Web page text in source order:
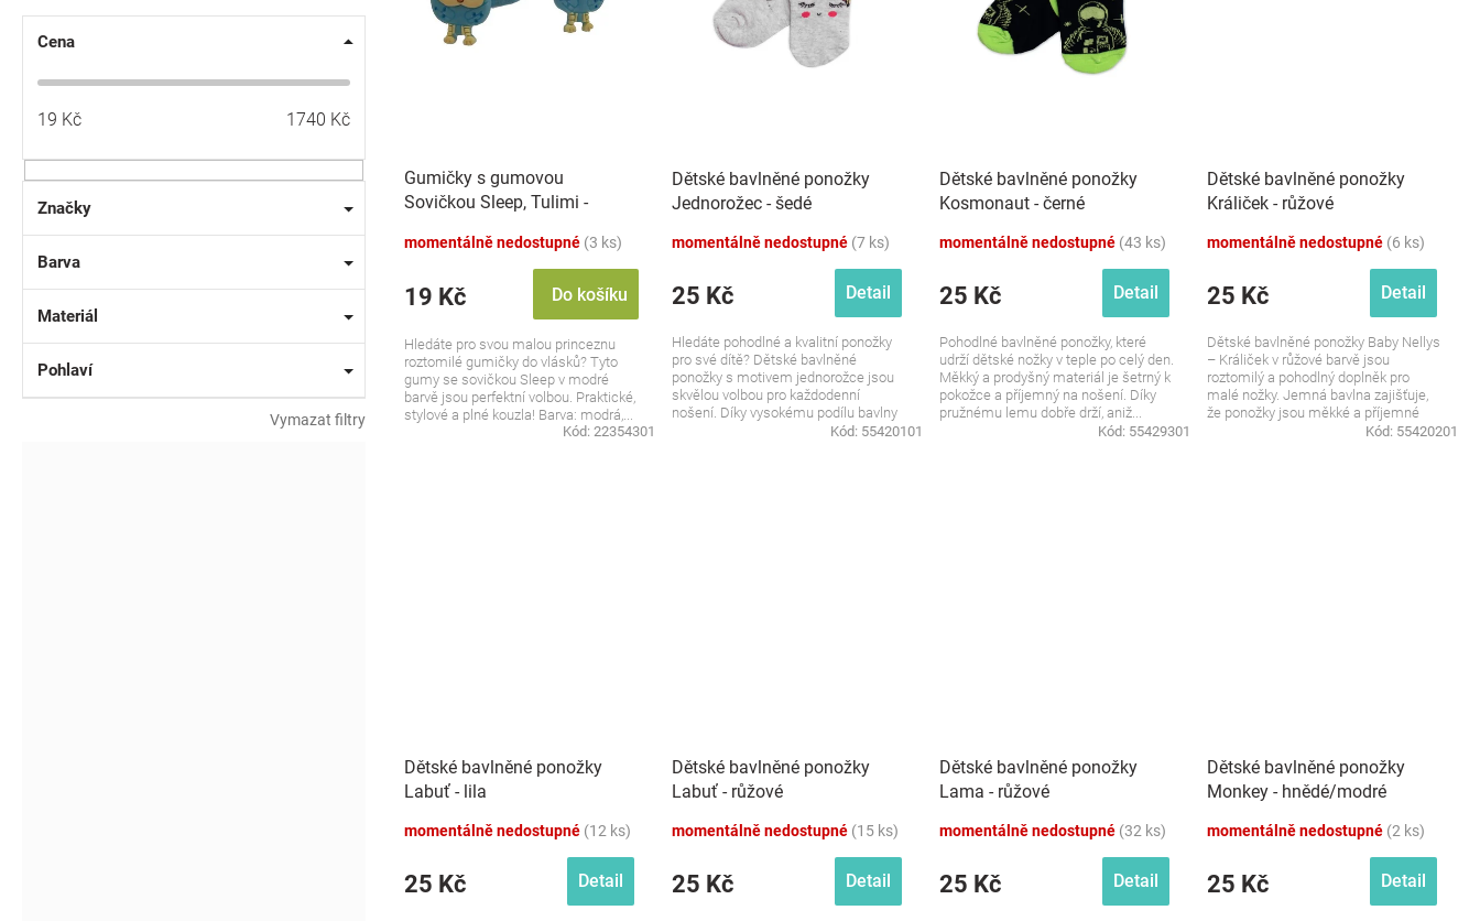
Cena
19 Kč 1740 Kč
Značky
Barva
Materiál
Pohlaví
Vymazat filtry
Gumičky s gumovou
Sovičkou Sleep, Tulimi -
momentálně nedostupné (3 ks)
19 Kč Do košíku
Hledáte pro svou malou princeznu
roztomilé gumičky do vlásků? Tyto
gumy se sovičkou Sleep v modré
barvě jsou perfektní volbou. Praktické,
stylové a plné kouzla! Barva: modrá,...
Kód: 22354301
Dětské bavlněné ponožky
Jednorožec - šedé
momentálně nedostupné (7 ks)
25 Kč Detail
Hledáte pohodlné a kvalitní ponožky
pro své dítě? Dětské bavlněné
ponožky s motivem jednorožce jsou
skvělou volbou pro každodenní
nošení. Díky vysokému podílu bavlny
Kód: 55420101
Dětské bavlněné ponožky
Kosmonaut - černé
momentálně nedostupné (43 ks)
25 Kč Detail
Pohodlné bavlněné ponožky, které
udrží dětské nožky v teple po celý den.
Měkký a prodyšný materiál je šetrný k
pokožce a příjemný na nošení. Díky
pružnému lemu dobře drží, aniž...
Kód: 55429301
Dětské bavlněné ponožky
Králiček - růžové
momentálně nedostupné (6 ks)
25 Kč Detail
Dětské bavlněné ponožky Baby Nellys
– Králiček v růžové barvě jsou
roztomilý a pohodlný doplněk pro
malé nožky. Jemná bavlna zajišťuje,
že ponožky jsou měkké a příjemné
Kód: 55420201
Dětské bavlněné ponožky
Labuť - lila
momentálně nedostupné (12 ks)
25 Kč Detail
Dětské bavlněné ponožky
Labuť - růžové
momentálně nedostupné (15 ks)
25 Kč Detail
Dětské bavlněné ponožky
Lama - růžové
momentálně nedostupné (32 ks)
25 Kč Detail
Dětské bavlněné ponožky
Monkey - hnědé/modré
momentálně nedostupné (2 ks)
25 Kč Detail